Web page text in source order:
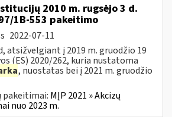
2010 m. rugsėjo 3 d.
1B-553 pakeitimo
2022-07-11
atsižvelgiant į 2019 m. gruodžio 19
(ES) 2020/262, kuria nustatoma
, nuostatas bei į 2021 m. gruodžio
pakeitimai: MĮP 2021 » Akcizų
nuo 2023 m.